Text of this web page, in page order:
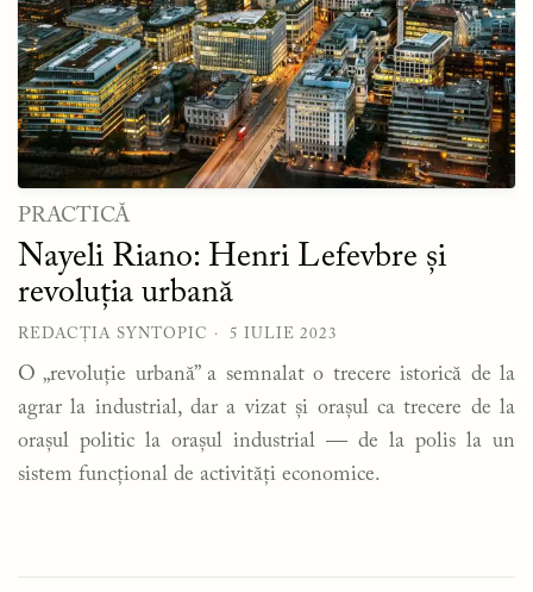
PRACTICĂ
Nayeli Riano: Henri Lefevbre și
revoluția urbană
REDACȚIA SYNTOPIC 5 IULIE 2023
O „revoluție urbană” a semnalat o trecere istorică de la
agrar la industrial, dar a vizat și orașul ca trecere de la
orașul politic la orașul industrial — de la polis la un
sistem funcțional de activități economice.